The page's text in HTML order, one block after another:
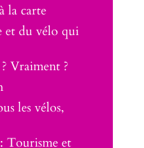
la carte
et du vélo qui
Vraiment ?
les vélos,
Tourisme et